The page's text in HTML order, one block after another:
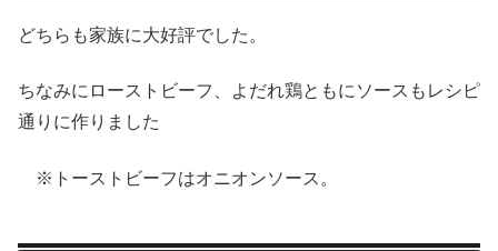
どちらも家族に大好評でした。
ちなみにローストビーフ、よだれ鶏ともにソースもレシピ
通りに作りました
※トーストビーフはオニオンソース。